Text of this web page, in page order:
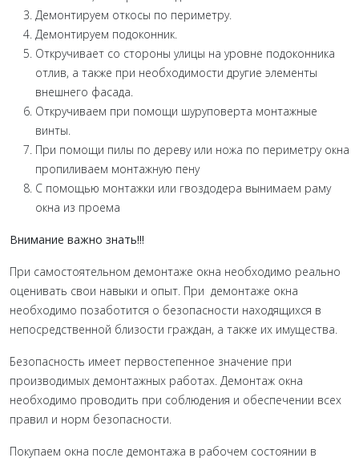
Демонтируем откосы по периметру.
Демонтируем подоконник.
Откручивает со стороны улицы на уровне подоконника
отлив, а также при необходимости другие элементы
внешнего фасада.
Откручиваем при помощи шуруповерта монтажные
винты.
При помощи пилы по дереву или ножа по периметру окна
пропиливаем монтажную пену
С помощью монтажки или гвоздодера вынимаем раму
окна из проема
Внимание важно знать!!!
При самостоятельном демонтаже окна необходимо реально
оценивать свои навыки и опыт. При демонтаже окна
необходимо позаботится о безопасности находящихся в
непосредственной близости граждан, а также их имущества.
Безопасность имеет первостепенное значение при
производимых демонтажных работах. Демонтаж окна
необходимо проводить при соблюдения и обеспечении всех
правил и норм безопасности.
Покупаем окна после демонтажа в рабочем состоянии в